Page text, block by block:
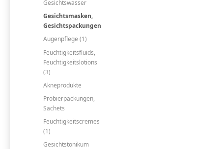
Gesichtswasser
Gesichtsmasken,
Gesichtspackungen
Augenpflege (1)
Feuchtigkeitsfluids,
Feuchtigkeitslotions
(3)
Akneprodukte
Probierpackungen,
Sachets
Feuchtigkeitscremes
(1)
Gesichtstonikum